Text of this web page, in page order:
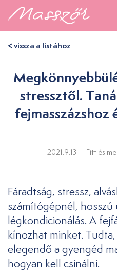
< vissza a listához
stressztől.
fejmasszázshoz
2021.9.13. Fitt és
Fáradtság, stressz,
számítógépnél, hosszú
légkondicionálás. A
kínozhat minket.
elegendő a gyengéd
hogyan kell csinálni.